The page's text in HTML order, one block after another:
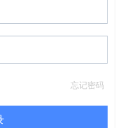
忘记密码